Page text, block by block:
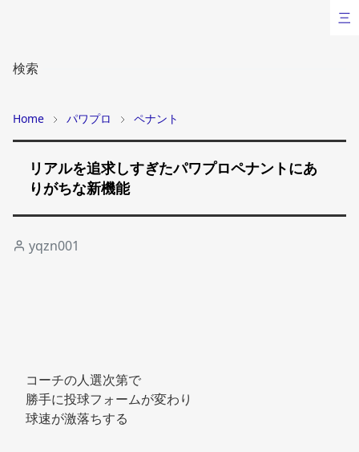
検索
Home パワプロ ペナント
リアルを追求しすぎたパワプロペナントにあ
りがちな新機能
yqzn001
コーチの人選次第で
勝手に投球フォームが変わり
球速が激落ちする
三